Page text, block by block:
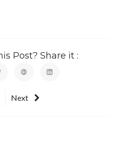
Post? Share it :
Next